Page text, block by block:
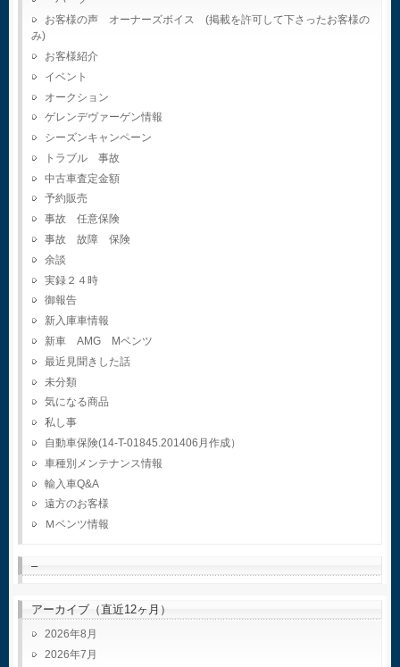
お客様の声 オーナーズボイス (掲載を許可して下さったお客様の
み)
お客様紹介
イベント
オークション
ゲレンデヴァーゲン情報
シーズンキャンペーン
トラブル 事故
中古車査定金額
予約販売
事故 任意保険
事故 故障 保険
余談
実録２４時
御報告
新入庫車情報
新車 AMG Mベンツ
最近見聞きした話
未分類
気になる商品
私し事
自動車保険(14-T-01845.201406月作成）
車種別メンテナンス情報
輸入車Q&A
遠方のお客様
Ｍベンツ情報
–
アーカイブ（直近12ヶ月）
2026年8月
2026年7月